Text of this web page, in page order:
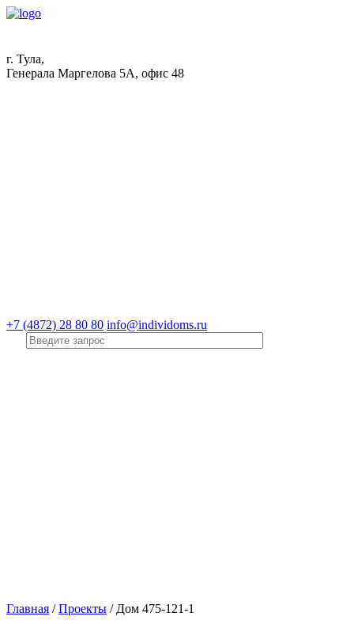
г. Тула,
Генерала Маргелова 5А, офис 48
+7 (4872) 28 80 80 info@individoms.ru
Главная /Проекты / Дом 475-121-1